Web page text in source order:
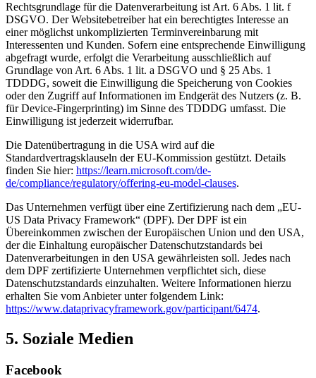
Rechtsgrundlage für die Datenverarbeitung ist Art. 6 Abs. 1 lit. f
DSGVO. Der Websitebetreiber hat ein berechtigtes Interesse an
einer möglichst unkomplizierten Terminvereinbarung mit
Interessenten und Kunden. Sofern eine entsprechende Einwilligung
abgefragt wurde, erfolgt die Verarbeitung ausschließlich auf
Grundlage von Art. 6 Abs. 1 lit. a DSGVO und § 25 Abs. 1
TDDDG, soweit die Einwilligung die Speicherung von Cookies
oder den Zugriff auf Informationen im Endgerät des Nutzers (z. B.
für Device-Fingerprinting) im Sinne des TDDDG umfasst. Die
Einwilligung ist jederzeit widerrufbar.
Die Datenübertragung in die USA wird auf die
Standardvertragsklauseln der EU-Kommission gestützt. Details
finden Sie hier: https://learn.microsoft.com/de-
de/compliance/regulatory/offering-eu-model-clauses.
Das Unternehmen verfügt über eine Zertifizierung nach dem „EU-
US Data Privacy Framework“ (DPF). Der DPF ist ein
Übereinkommen zwischen der Europäischen Union und den USA,
der die Einhaltung europäischer Datenschutzstandards bei
Datenverarbeitungen in den USA gewährleisten soll. Jedes nach
dem DPF zertifizierte Unternehmen verpflichtet sich, diese
Datenschutzstandards einzuhalten. Weitere Informationen hierzu
erhalten Sie vom Anbieter unter folgendem Link:
https://www.dataprivacyframework.gov/participant/6474.
5. Soziale Medien
Facebook